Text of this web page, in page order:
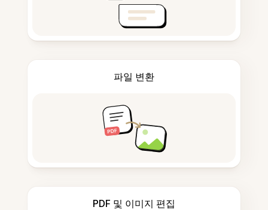
파일 변환
PDF 및 이미지 편집